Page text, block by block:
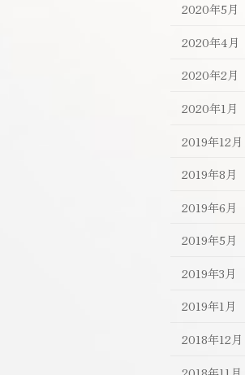
2020年5月
2020年4月
2020年2月
2020年1月
2019年12月
2019年8月
2019年6月
2019年5月
2019年3月
2019年1月
2018年12月